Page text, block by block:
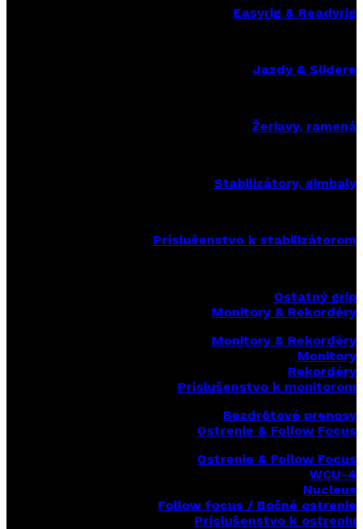
Easyrig & Readyrig
Jazdy & Slidere
Žeriavy, ramená
Stabilizátory, gimbaly
Príslušenstvo k stabilizátorom
Ostatný grip
Monitory & Rekordéry
Monitory & Rekordéry
Monitory
Rekordéry
Príslušenstvo k monitorom
Bezdrôtové prenosy
Ostrenie & Follow Focus
Ostrenie & Follow Focus
WCU-4
Nucleus
Follow focus / Bočné ostrenie
Príslušenstvo k ostreniu